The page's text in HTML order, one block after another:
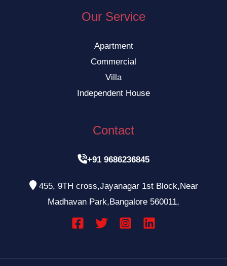
Our Service
Apartment
Commercial
Villa
Independent House
Contact
+91 9686236845
455, 9TH cross,Jayanagar 1st Block,Near
Madhavan Park,Bangalore 560011,